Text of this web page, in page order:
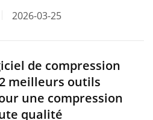
2026-03-25
de compression
meilleurs outils
une compression
qualité